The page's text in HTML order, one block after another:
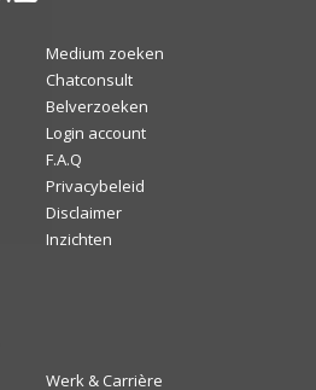
Medium zoeken
Chatconsult
Belverzoeken
Login account
F.A.Q
Privacybeleid
Disclaimer
Inzichten
Werk & Carrière